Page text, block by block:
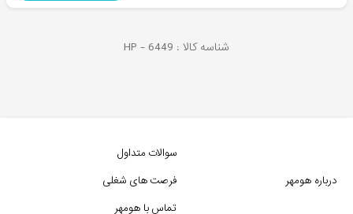
شناسه کالا : HP - 6449
درباره هومهر
سوالات متداول
فرصت های شغلی
تماس با هومهر